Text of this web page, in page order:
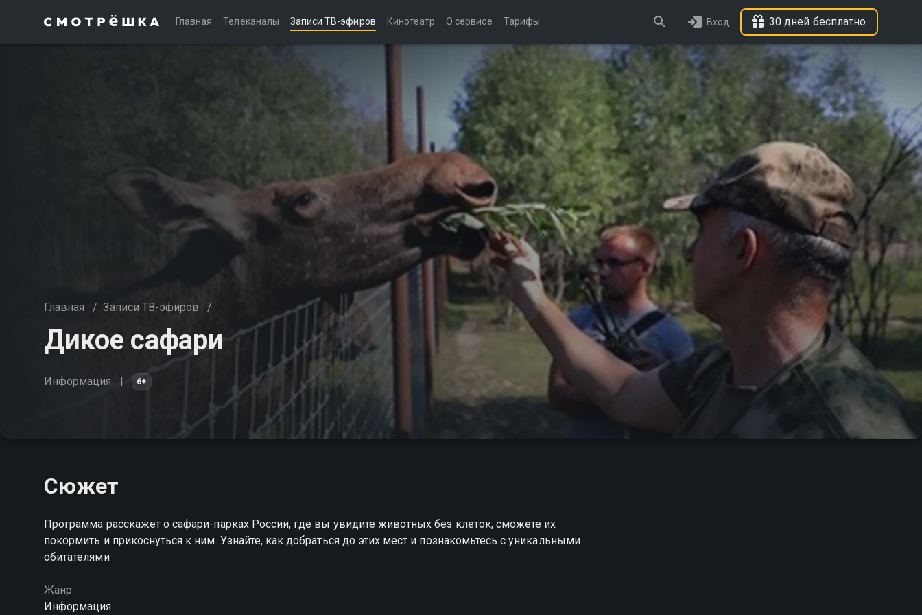
Главная Телеканалы Записи ТВ-эфиров Кинотеатр О сервисе Тарифы Вход 30 дней бесплатно
Главная / Записи ТВ-эфиров /
Дикое сафари
Информация 6+
Сюжет
Программа расскажет о сафари-парках России, где вы увидите животных без клеток, сможете их
покормить и прикоснуться к ним. Узнайте, как добраться до этих мест и познакомьтесь с уникальными
обитателями
Жанр
Информация